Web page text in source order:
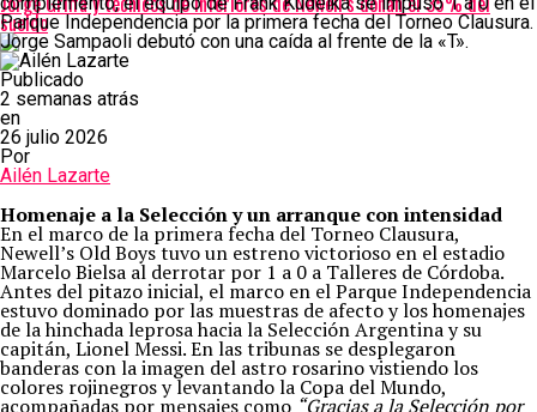
sueldo
Parque Independencia por la primera fecha del Torneo Clausura.
Jorge Sampaoli debutó con una caída al frente de la «T».
Publicado
2 semanas atrás
en
26 julio 2026
Por
Ailén Lazarte
Homenaje a la Selección y un arranque con intensidad
En el marco de la primera fecha del Torneo Clausura,
Newell’s Old Boys tuvo un estreno victorioso en el estadio
Marcelo Bielsa al derrotar por 1 a 0 a Talleres de Córdoba.
Antes del pitazo inicial, el marco en el Parque Independencia
estuvo dominado por las muestras de afecto y los homenajes
de la hinchada leprosa hacia la Selección Argentina y su
capitán, Lionel Messi. En las tribunas se desplegaron
banderas con la imagen del astro rosarino vistiendo los
colores rojinegros y levantando la Copa del Mundo,
acompañadas por mensajes como “Gracias a la Selección por